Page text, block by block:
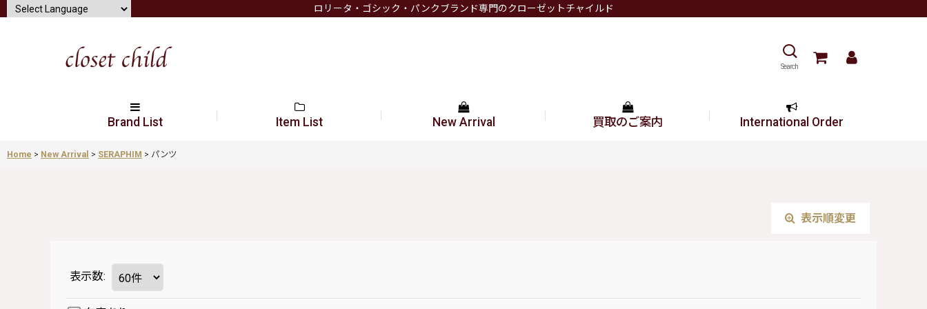
ロリータ・ゴシック・パンクブランド専門のクローゼットチャイルド
Search
Brand List Item List New Arrival 買取のご案内 International Order
Home > New Arrival > SERAPHIM > パンツ
表示順変更
表示数: